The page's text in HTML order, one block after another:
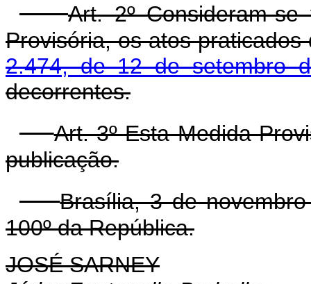
Art. 2º Consideram-
Provisória, os atos
2.474, de 12 de setembro
decorrentes.
Art. 3º Esta Medida
publicação.
Brasília, 3 de
100º da República.
JOSÉ SARNEY